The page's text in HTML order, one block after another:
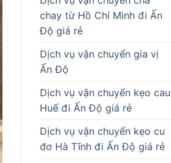
chay từ Hồ Chí Minh đi Ấn
Độ giá rẻ
Dịch vụ vận chuyển gia vị
Ấn Độ
Dịch vụ vận chuyển kẹo cau
Huế đi Ấn Độ giá rẻ
Dịch vụ vận chuyển kẹo cu
đơ Hà Tĩnh đi Ấn Độ giá rẻ